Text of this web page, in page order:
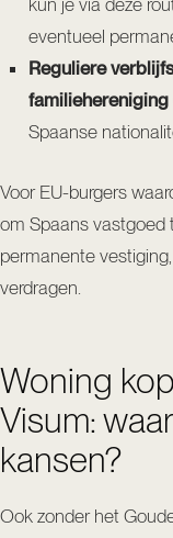
kun je via deze
eventueel
Reguliere
familiehereniging
Spaanse
Voor EU-burgers
om Spaans vastgoed
permanente
verdragen.
Woning
Visum:
kansen?
Ook zonder het